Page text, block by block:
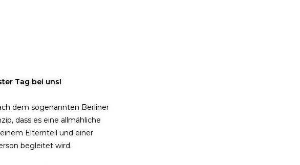
Tag bei uns!
dem sogenannten Berliner
dass es eine allmähliche
Elternteil und einer
begleitet wird.